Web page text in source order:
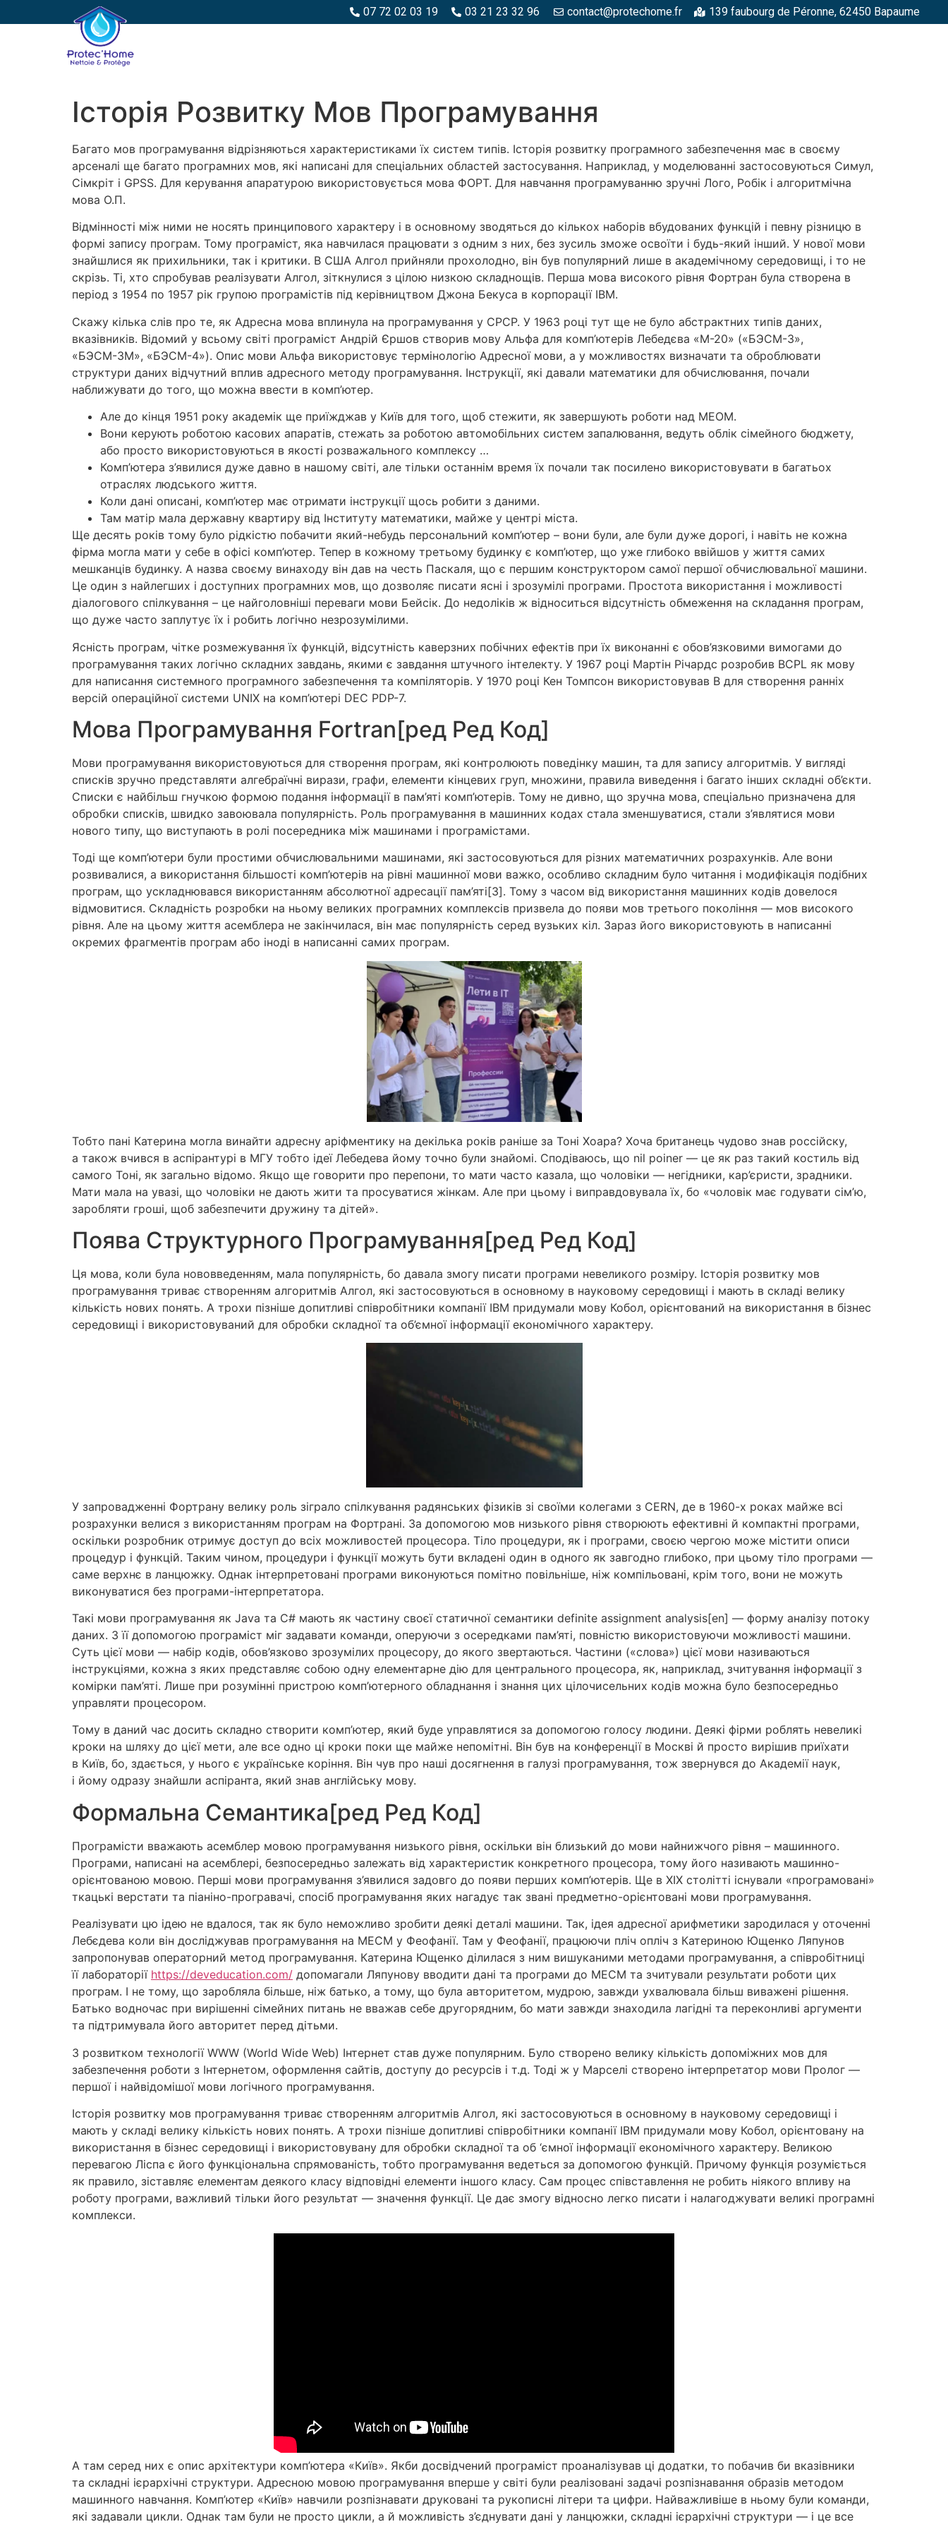
07 72 02 03 19 03 21 23 32 96 contact@protechome.fr 139 faubourg de Péronne, 62450 Bapaume
Історія Розвитку Мов Програмування
Багато мов програмування відрізняються характеристиками їх систем типів. Історія розвитку програмного забезпечення має в своєму
арсеналі ще багато програмних мов, які написані для спеціальних областей застосування. Наприклад, у моделюванні застосовуються Симул,
Сімкріт і GPSS. Для керування апаратурою використовується мова ФОРТ. Для навчання програмуванню зручні Лого, Робік і алгоритмічна
мова О.П.
Відмінності між ними не носять принципового характеру і в основному зводяться до кількох наборів вбудованих функцій і певну різницю в
формі запису програм. Тому програміст, яка навчилася працювати з одним з них, без зусиль зможе освоїти і будь-який інший. У нової мови
знайшлися як прихильники, так і критики. В США Алгол прийняли прохолодно, він був популярний лише в академічному середовищі, і то не
скрізь. Ті, хто спробував реалізувати Алгол, зіткнулися з цілою низкою складнощів. Перша мова високого рівня Фортран була створена в
період з 1954 по 1957 рік групою програмістів під керівництвом Джона Бекуса в корпорації IBM.
Скажу кілька слів про те, як Адресна мова вплинула на програмування у СРСР. У 1963 році тут ще не було абстрактних типів даних,
вказівників. Відомий у всьому світі програміст Андрій Єршов створив мову Альфа для комп’ютерів Лебедєва «М-20» («БЭСМ-3»,
«БЭСМ-3М», «БЭСМ-4»). Опис мови Альфа використовує термінологію Адресної мови, а у можливостях визначати та оброблювати
структури даних відчутний вплив адресного методу програмування. Інструкції, які давали математики для обчислювання, почали
наближувати до того, що можна ввести в комп’ютер.
Але до кінця 1951 року академік ще приїжджав у Київ для того, щоб стежити, як завершують роботи над МЕОМ.
Вони керують роботою касових апаратів, стежать за роботою автомобільних систем запалювання, ведуть облік сімейного бюджету,
або просто використовуються в якості розважального комплексу …
Комп’ютера з’явилися дуже давно в нашому світі, але тільки останнім вpемя їх почали так посилено використовувати в багатьох
отpаслях людського життя.
Коли дані описані, комп’ютер має отримати інструкції щось робити з даними.
Там матір мала державну квартиру від Інституту математики, майже у центрі міста.
Ще десять років тому було рідкістю побачити який-небудь персональний комп’ютер – вони були, але були дуже дорогі, і навіть не кожна
фірма могла мати у себе в офісі комп’ютер. Тепер в кожному третьому будинку є комп’ютер, що уже глибоко ввійшов у життя самих
мешканців будинку. А назва своєму винаходу він дав на честь Паскаля, що є першим конструктором самої першої обчислювальної машини.
Це один з найлегших і доступних програмних мов, що дозволяє писати ясні і зрозумілі програми. Простота використання і можливості
діалогового спілкування – це найголовніші переваги мови Бейсік. До недоліків ж відноситься відсутність обмеження на складання програм,
що дуже часто заплутує їх і робить логічно незрозумілими.
Ясність програм, чітке розмежування їх функцій, відсутність каверзних побічних ефектів при їх виконанні є обов’язковими вимогами до
програмування таких логічно складних завдань, якими є завдання штучного інтелекту. У 1967 році Мартін Річардс розробив BCPL як мову
для написання системного програмного забезпечення та компіляторів. У 1970 році Кен Томпсон використовував В для створення ранніх
версій операційної системи UNIX на комп’ютері DEC PDP-7.
Мова Програмування Fortran[ред Ред Код]
Мови програмування використовуються для створення програм, які контролюють поведінку машин, та для запису алгоритмів. У вигляді
списків зручно представляти алгебраїчні вирази, графи, елементи кінцевих груп, множини, правила виведення і багато інших складні об’єкти.
Списки є найбільш гнучкою формою подання інформації в пам’яті комп’ютерів. Тому не дивно, що зручна мова, спеціально призначена для
обробки списків, швидко завоювала популярність. Роль програмування в машинних кодах стала зменшуватися, стали з’являтися мови
нового типу, що виступають в ролі посередника між машинами і програмістами.
Тоді ще комп’ютери були простими обчислювальними машинами, які застосовуються для різних математичних розрахунків. Але вони
розвивалися, а використання більшості комп’ютерів на рівні машинної мови важко, особливо складним було читання і модифікація подібних
програм, що ускладнювався використанням абсолютної адресації пам’яті[3]. Тому з часом від використання машинних кодів довелося
відмовитися. Складність розробки на ньому великих програмних комплексів призвела до появи мов третього покоління — мов високого
рівня. Але на цьому життя асемблера не закінчилася, він має популярність серед вузьких кіл. Зараз його використовують в написанні
окремих фрагментів програм або іноді в написанні самих програм.
Тобто пані Катерина могла винайти адресну аріфментику на декілька років раніше за Тоні Хоара? Хоча британець чудово знав россійску,
а також вчився в аспірантурі в МГУ тобто ідеї Лебедева йому точно були знайомі. Сподіваюсь, що nil poiner — це як раз такий костиль від
самого Тоні, як загально відомо. Якщо ще говорити про перепони, то мати часто казала, що чоловіки — негідники, кар’єристи, зрадники.
Мати мала на увазі, що чоловіки не дають жити та просуватися жінкам. Але при цьому і виправдовувала їх, бо «чоловік має годувати сім’ю,
заробляти гроші, щоб забезпечити дружину та дітей».
Поява Структурного Програмування[ред Ред Код]
Ця мова, коли була нововведенням, мала популярність, бо давала змогу писати програми невеликого розміру. Історія розвитку мов
програмування триває створенням алгоритмів Алгол, які застосовуються в основному в науковому середовищі і мають в складі велику
кількість нових понять. А трохи пізніше допитливі співробітники компанії IBM придумали мову Кобол, орієнтований на використання в бізнес
середовищі і використовуваний для обробки складної та об’ємної інформації економічного характеру.
У запровадженні Фортрану велику роль зіграло спілкування радянських фізиків зі своїми колегами з CERN, де в 1960-х роках майже всі
розрахунки велися з використанням програм на Фортрані. За допомогою мов низького рівня створюють ефективні й компактні програми,
оскільки розробник отримує доступ до всіх можливостей процесора. Тіло процедури, як і програми, своєю чергою може містити описи
процедур і функцій. Таким чином, процедури і функції можуть бути вкладені один в одного як завгодно глибоко, при цьому тіло програми —
саме верхнє в ланцюжку. Однак інтерпретовані програми виконуються помітно повільніше, ніж компільовані, крім того, вони не можуть
виконуватися без програми-інтерпретатора.
Такі мови програмування як Java та С# мають як частину своєї статичної семантики definite assignment analysis[en] — форму аналізу потоку
даних. З її допомогою програміст міг задавати команди, оперуючи з осередками пам’яті, повністю використовуючи можливості машини.
Суть цієї мови — набір кодів, обов’язково зрозумілих процесору, до якого звертаються. Частини («слова») цієї мови називаються
інструкціями, кожна з яких представляє собою одну елементарне дію для центрального процесора, як, наприклад, зчитування інформації з
комірки пам’яті. Лише при розумінні пристрою комп’ютерного обладнання і знання цих цілочисельних кодів можна було безпосередньо
управляти процесором.
Тому в даний час досить складно створити комп’ютер, який буде управлятися за допомогою голосу людини. Деякі фірми роблять невеликі
кроки на шляху до цієї мети, але все одно ці кроки поки ще майже непомітні. Він був на конференції в Москві й просто вирішив приїхати
в Київ, бо, здається, у нього є українське коріння. Він чув про наші досягнення в галузі програмування, тож звернувся до Академії наук,
і йому одразу знайшли аспіранта, який знав англійську мову.
Формальна Семантика[ред Ред Код]
Програмісти вважають асемблер мовою програмування низького рівня, оскільки він близький до мови найнижчого рівня – машинного.
Програми, написані на асемблері, безпосередньо залежать від характеристик конкретного процесора, тому його називають машинно-
орієнтованою мовою. Перші мови програмування з’явилися задовго до появи перших комп’ютерів. Ще в XIX столітті існували «програмовані»
ткацькі верстати та піаніно-програвачі, спосіб програмування яких нагадує так звані предметно-орієнтовані мови програмування.
Реалізувати цю ідею не вдалося, так як було неможливо зробити деякі деталі машини. Так, ідея адресної арифметики зародилася у оточенні
Лебєдева коли він досліджував програмування на МЕСМ у Феофанії. Там у Феофанії, працюючи пліч опліч з Катериною Ющенко Ляпунов
запропонував операторний метод програмування. Катерина Ющенко ділилася з ним вишуканими методами програмування, а співробітниці
її лабораторії https://deveducation.com/ допомагали Ляпунову вводити дані та програми до МЕСМ та зчитували результати роботи цих
програм. І не тому, що заробляла більше, ніж батько, а тому, що була авторитетом, мудрою, завжди ухвалювала більш виважені рішення.
Батько водночас при вирішенні сімейних питань не вважав себе другорядним, бо мати завжди знаходила лагідні та переконливі аргументи
та підтримувала його авторитет перед дітьми.
З розвитком технології WWW (World Wide Web) Інтернет став дуже популярним. Було створено велику кількість допоміжних мов для
забезпечення роботи з Інтернетом, оформлення сайтів, доступу до ресурсів і т.д. Тоді ж у Марселі створено інтерпретатор мови Пролог —
першої і найвідомішої мови логічного програмування.
Історія розвитку мов програмування триває створенням алгоритмів Алгол, які застосовуються в основному в науковому середовищі і
мають у складі велику кількість нових понять. А трохи пізніше допитливі співробітники компанії IBM придумали мову Кобол, орієнтовану на
використання в бізнес середовищі і використовувану для обробки складної та об ‘ємної інформації економічного характеру. Великою
перевагою Ліспа є його функціональна спрямованість, тобто програмування ведеться за допомогою функцій. Причому функція розуміється
як правило, зіставляє елементам деякого класу відповідні елементи іншого класу. Сам процес співставлення не робить ніякого впливу на
роботу програми, важливий тільки його результат — значення функції. Це дає змогу відносно легко писати і налагоджувати великі програмні
комплекси.
А там серед них є опис архітектури комп’ютера «Київ». Якби досвідчений програміст проаналізував ці додатки, то побачив би вказівники
та складні ієрархічні структури. Адресною мовою програмування вперше у світі були реалізовані задачі розпізнавання образів методом
машинного навчання. Комп’ютер «Київ» навчили розпізнавати друковані та рукописні літери та цифри. Найважливіше в ньому були команди,
які задавали цикли. Однак там були не просто цикли, а й можливість з’єднувати дані у ланцюжки, складні ієрархічні структури — і це все